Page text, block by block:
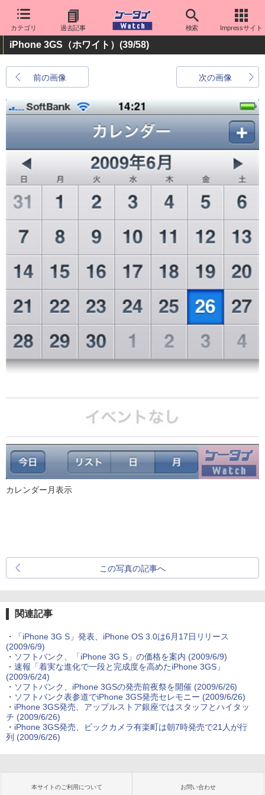
カテゴリ 過去記事 検索 Impressサイト
iPhone 3GS（ホワイト） (39/58)
前の画像 次の画像
カレンダー月表示
この写真の記事へ
関連記事
・
「iPhone 3G S」発表、iPhone OS 3.0は6月17日リリース
(2009/6/9)
・ ソフトバンク、「iPhone 3G S」の価格を案内 (2009/6/9)
・ 速報「着実な進化で一段と完成度を高めたiPhone 3GS」
(2009/6/24)
・ ソフトバンク、iPhone 3GSの発売前夜祭を開催(2009/6/26)
・ ソフトバンク表参道でiPhone 3GS発売セレモニー (2009/6/26)
・ iPhone 3GS発売、アップルストア銀座ではスタッフとハイタッ
チ (2009/6/26)
・ iPhone 3GS発売、ビックカメラ有楽町は朝7時発売で21人が行
列 (2009/6/26)
本サイトのご利用について お問い合わせ